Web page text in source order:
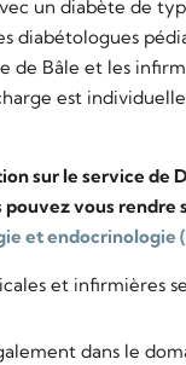
un diabète de
diabétologues
de Bâle et les
est
sur le service de
vous rendre
et endocrinologie
et infirmières
dans le